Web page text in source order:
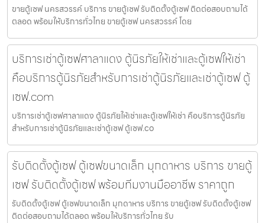
ขายตู้เซฟ นครสวรรค์ บริการ ขายตู้เซฟ รับติดตั้งตู้เซฟ ติดต่อสอบถามได้
ตลอด พร้อมให้บริการทั่วไทย ขายตู้เซฟ นครสวรรค์ โดย
บริการเช่าตู้เซฟศาลาแดง ตู้นิรภัยให้เช่าและตู้เซฟให้เช่า
คือบริการตู้นิรภัยสำหรับการเช่าตู้นิรภัยและเช่าตู้เซฟ ตู้
เซฟ.com
บริการเช่าตู้เซฟศาลาแดง ตู้นิรภัยให้เช่าและตู้เซฟให้เช่า คือบริการตู้นิรภัย
สำหรับการเช่าตู้นิรภัยและเช่าตู้เซฟ ตู้เซฟ.co
รับติดตั้งตู้เซฟ ตู้เซฟขนาดเล็ก มุกดาหาร บริการ ขายตู้
เซฟ รับติดตั้งตู้เซฟ พร้อมทีมงานมืออาชีพ ราคาถูก
รับติดตั้งตู้เซฟ ตู้เซฟขนาดเล็ก มุกดาหาร บริการ ขายตู้เซฟ รับติดตั้งตู้เซฟ
ติดต่อสอบถามได้ตลอด พร้อมให้บริการทั่วไทย รับ